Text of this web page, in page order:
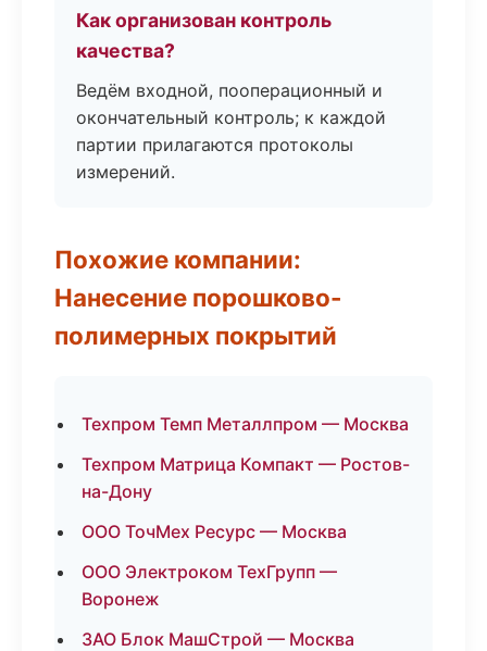
Как организован контроль
качества?
Ведём входной, пооперационный и
окончательный контроль; к каждой
партии прилагаются протоколы
измерений.
Похожие компании:
Нанесение порошково-
полимерных покрытий
Техпром Темп Металлпром — Москва
Техпром Матрица Компакт — Ростов-
на-Дону
ООО ТочМех Ресурс — Москва
ООО Электроком ТехГрупп —
Воронеж
ЗАО Блок МашСтрой — Москва